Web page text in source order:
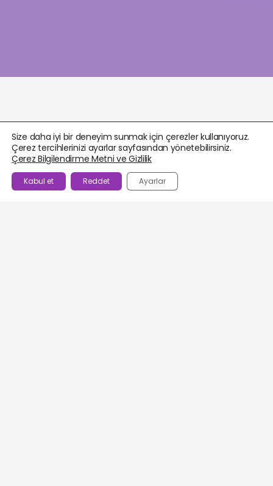
Size daha iyi bir deneyim sunmak için çerezler kullanıyoruz.
Çerez tercihlerinizi ayarlar sayfasından yönetebilirsiniz.
Çerez Bilgilendirme Metni ve Gizlilik
Kabul et Reddet Ayarlar
BEĞENILENLER AJANDA HESABIM